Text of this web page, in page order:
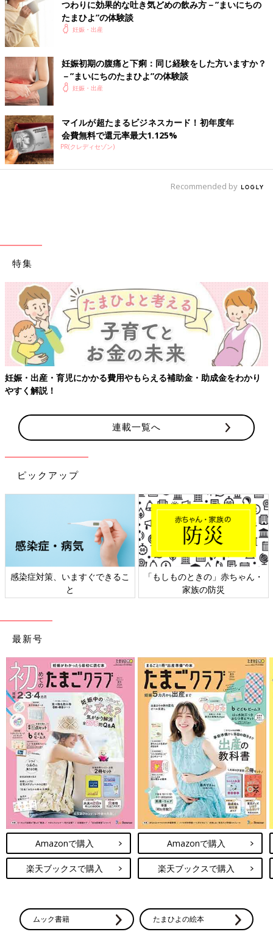
つわりに効果的な吐き気どめの飲み方－”まいにちの
たまひよ”の体験談
妊娠・出産
妊娠初期の腹痛と下痢：同じ経験をした方いますか？
－”まいにちのたまひよ”の体験談
妊娠・出産
マイルが超たまるビジネスカード！初年度年
会費無料で還元率最大1.125%
PR(クレディセゾン)
Recommended by
特集
妊娠・出産・育児にかかる費用やもらえる補助金・助成金をわかり
やすく解説！
連載一覧へ
ピックアップ
感染症対策、いますぐできるこ
と
「もしものときの」赤ちゃん・
家族の防災
最新号
Amazonで購入
楽天ブックスで購入
Amazonで購入
楽天ブックスで購入
ムック書籍 たまひよの絵本